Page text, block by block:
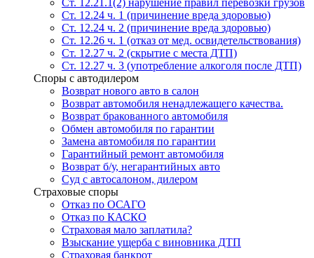
Ст. 12.21.1(2) нарушение правил перевозки грузов
Ст. 12.24 ч. 1 (причинение вреда здоровью)
Ст. 12.24 ч. 2 (причинение вреда здоровью)
Ст. 12.26 ч. 1 (отказ от мед. освидетельствования)
Ст. 12.27 ч. 2 (скрытие с места ДТП)
Ст. 12.27 ч. 3 (употребление алкоголя после ДТП)
Споры с автодилером
Возврат нового авто в салон
Возврат автомобиля ненадлежащего качества.
Возврат бракованного автомобиля
Обмен автомобиля по гарантии
Замена автомобиля по гарантии
Гарантийный ремонт автомобиля
Возврат б/у, негарантийных авто
Суд с автосалоном, дилером
Страховые споры
Отказ по ОСАГО
Отказ по КАСКО
Страховая мало заплатила?
Взыскание ущерба с виновника ДТП
Страховая банкрот